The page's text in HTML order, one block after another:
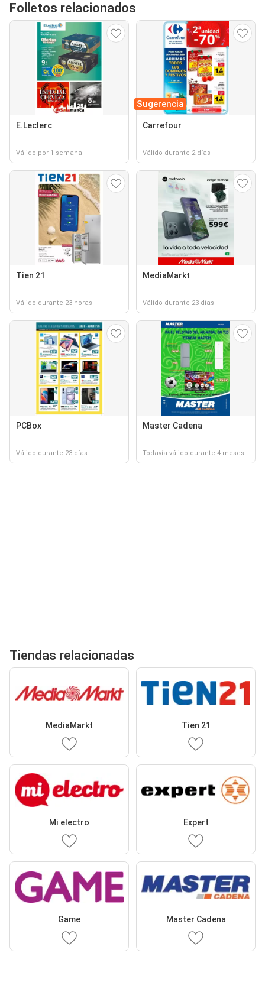
Folletos relacionados
E.Leclerc
Válido por 1 semana
Sugerencia
Carrefour
Válido durante 2 días
Tien 21
Válido durante 23 horas
MediaMarkt
Válido durante 23 días
PCBox
Válido durante 23 días
Master Cadena
Todavía válido durante 4 meses
Tiendas relacionadas
MediaMarkt Tien 21
Mi electro Expert
Game Master Cadena